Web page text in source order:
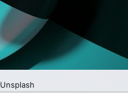
Unsplash